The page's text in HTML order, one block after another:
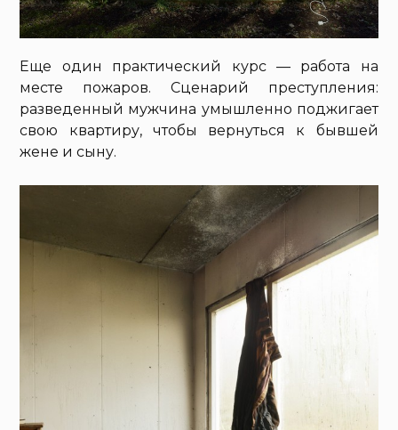
Еще один практический курс — работа на
месте пожаров. Сценарий преступления:
разведенный мужчина умышленно поджигает
свою квартиру, чтобы вернуться к бывшей
жене и сыну.